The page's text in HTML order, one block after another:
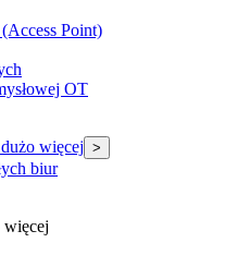
Point)
OT
więcej >
biur
więcej